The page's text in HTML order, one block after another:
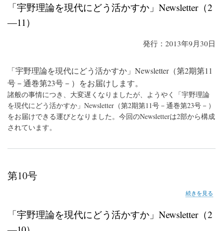
の
「宇野理論を現代にどう活かすか」Newsletter（2
―11）
発行：2013年9月30日
「宇野理論を現代にどう活かすか」Newsletter（第2期第11
号－通巻第23号－）をお届けします。
諸般の事情につき、大変遅くなりましたが、ようやく「宇野理論
を現代にどう活かすか」Newsletter（第2期第11号－通巻第23号－）
をお届けできる運びとなりました。今回のNewsletterは2部から構成
されています。
第10号
第
の
続きを見る
「宇野理論を現代にどう活かすか」Newsletter（2